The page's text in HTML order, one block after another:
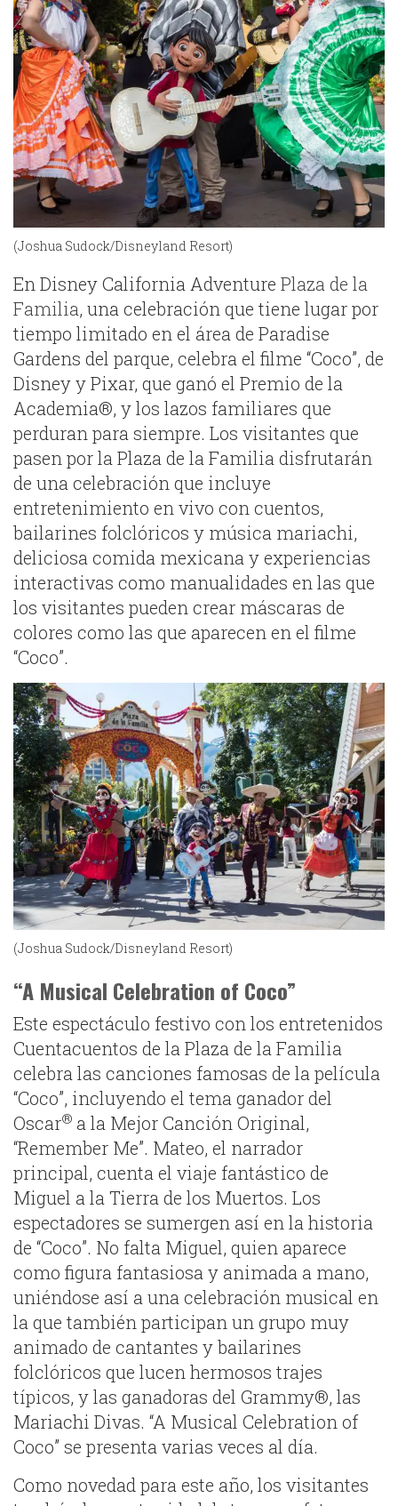
(Joshua Sudock/Disneyland Resort)
En Disney California Adventure Plaza de la
Familia, una celebración que tiene lugar por
tiempo limitado en el área de Paradise
Gardens del parque, celebra el filme “Coco”, de
Disney y Pixar, que ganó el Premio de la
Academia®, y los lazos familiares que
perduran para siempre. Los visitantes que
pasen por la Plaza de la Familia disfrutarán
de una celebración que incluye
entretenimiento en vivo con cuentos,
bailarines folclóricos y música mariachi,
deliciosa comida mexicana y experiencias
interactivas como manualidades en las que
los visitantes pueden crear máscaras de
colores como las que aparecen en el filme
“Coco”.
(Joshua Sudock/Disneyland Resort)
“A Musical Celebration of Coco”
Este espectáculo festivo con los entretenidos
Cuentacuentos de la Plaza de la Familia
celebra las canciones famosas de la película
“Coco”, incluyendo el tema ganador del
Oscar® a la Mejor Canción Original,
“Remember Me”. Mateo, el narrador
principal, cuenta el viaje fantástico de
Miguel a la Tierra de los Muertos. Los
espectadores se sumergen así en la historia
de “Coco”. No falta Miguel, quien aparece
como figura fantasiosa y animada a mano,
uniéndose así a una celebración musical en
la que también participan un grupo muy
animado de cantantes y bailarines
folclóricos que lucen hermosos trajes
típicos, y las ganadoras del Grammy®, las
Mariachi Divas. “A Musical Celebration of
Coco” se presenta varias veces al día.
Como novedad para este año, los visitantes